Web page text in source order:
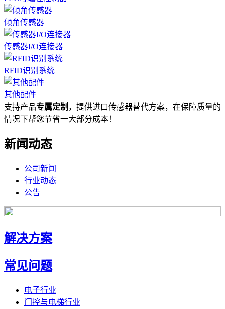
倾角传感器
传感器I/O连接器
RFID识别系统
其他配件
支持产品专属定制 ，提供进口传感器替代方案，在保障质量的
情况下帮您节省一大部分成本！
新闻动态
公司新闻
行业动态
公告
解决方案
常见问题
电子行业
门控与电梯行业